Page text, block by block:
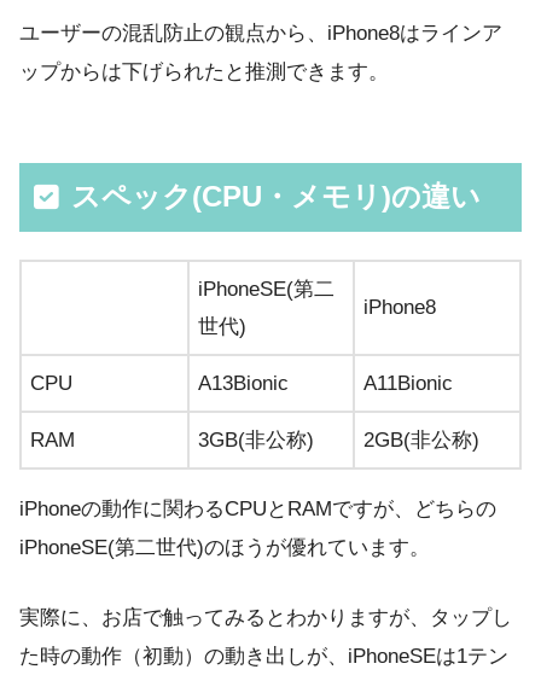
ユーザーの混乱防止の観点から、iPhone8はラインア
ップからは下げられたと推測できます。
スペック(CPU・メモリ)の違い
iPhoneSE(第二
世代)
iPhone8
CPU A13Bionic A11Bionic
RAM 3GB(非公称) 2GB(非公称)
iPhoneの動作に関わるCPUとRAMですが、どちらの
iPhoneSE(第二世代)のほうが優れています。
実際に、お店で触ってみるとわかりますが、タップし
た時の動作（初動）の動き出しが、iPhoneSEは1テン